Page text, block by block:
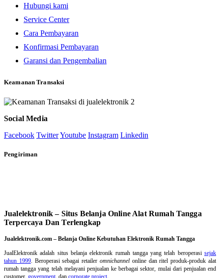
Hubungi kami
Service Center
Cara Pembayaran
Konfirmasi Pembayaran
Garansi dan Pengembalian
Keamanan Transaksi
Social Media
Facebook TwitterYoutube Instagram Linkedin
Pengiriman
Jualelektronik – Situs Belanja Online Alat Rumah Tangga
Terpercaya Dan Terlengkap
Jualelektronik.com – Belanja Online Kebutuhan Elektronik Rumah Tangga
JualElektronik adalah situs belanja elektronik rumah tanggayang telah beroperasisejak
tahun 1999. Beroperasi sebagai retaileromnichannel online dan ritel produk-produk alat
rumah tangga yang telah melayani penjualan ke berbagai sektor, mulai dari penjualan end
customer, government, dan corporate project.